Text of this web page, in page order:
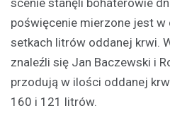
scenie stanęli bohaterowie
poświęcenie mierzone jest w
setkach litrów oddanej krwi.
znaleźli się Jan Baczewski i
przodują w ilości oddanej
160 i 121 litrów.